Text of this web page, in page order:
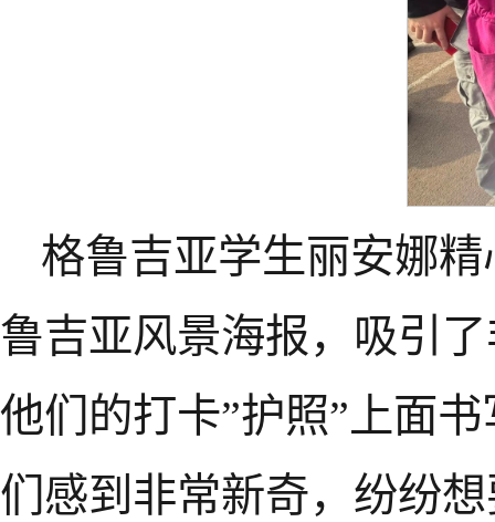
格鲁吉亚学生丽安娜
鲁吉亚风景海报，吸引
他们的打卡”护照”上面
们感到非常新奇，纷纷